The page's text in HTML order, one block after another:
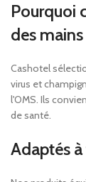
Pourquoi
des
Cashotel
virus et
l'OMS. Ils
de santé.
Adaptés